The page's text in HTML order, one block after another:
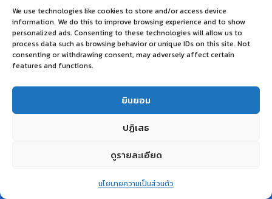
We use technologies like cookies to store and/or access device
information. We do this to improve browsing experience and to show
personalized ads. Consenting to these technologies will allow us to
process data such as browsing behavior or unique IDs on this site. Not
consenting or withdrawing consent, may adversely affect certain
features and functions.
ยินยอม
ปฏิเสธ
ดูรายละเอียด
นโยบายความเป็นส่วนตัว
อ่านเพิ่ม อ่านเพิ่ม
Wishlist